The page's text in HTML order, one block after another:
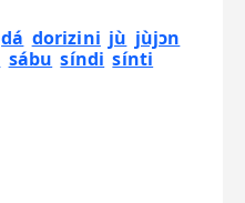
dá dorizini jù jùjɔn
sábu síndi sínti